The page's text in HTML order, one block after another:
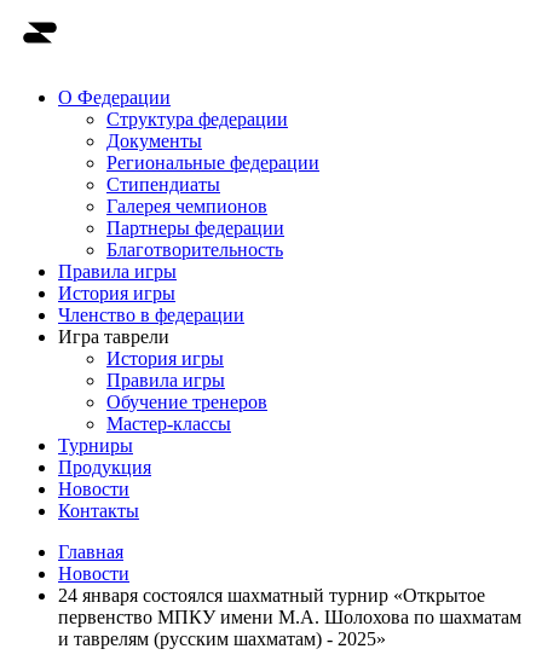
О Федерации
Структура федерации
Документы
Региональные федерации
Стипендиаты
Галерея чемпионов
Партнеры федерации
Благотворительность
Правила игры
История игры
Членство в федерации
Игра таврели
История игры
Правила игры
Обучение тренеров
Мастер-классы
Турниры
Продукция
Новости
Контакты
Главная
Новости
24 января состоялся шахматный турнир «Открытое
первенство МПКУ имени М.А. Шолохова по шахматам
и таврелям (русским шахматам) - 2025»